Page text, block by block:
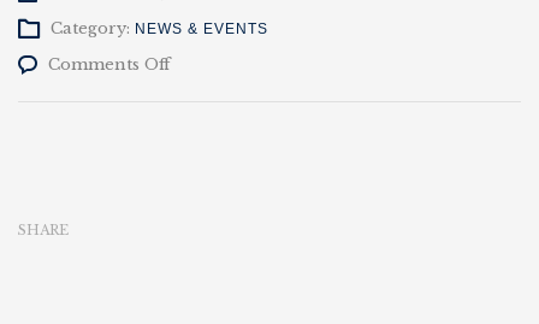
Category: NEWS & EVENTS
Comments Offon
SHARE